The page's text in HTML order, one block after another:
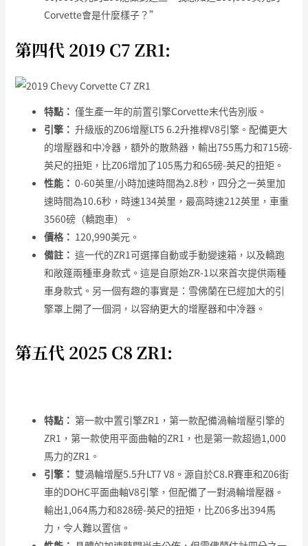
Corvette會是什麼樣子？”
第四代 2019 C7 ZR1:
特點： 僅生產一年的前置引擎Corvette末代告別版。
引擎： 升級版的Z06增壓LT5 6.2升推桿V8引擎。配備更大
的增壓器和中冷器，額外的散熱器，輸出755馬力和715磅-
英尺的扭矩，比Z06增加了105馬力和65磅-英尺的扭矩。
性能： 0-60英里/小時加速時間為2.8秒，四分之一英里加
速時間為10.6秒，時速134英里，最高時速212英里，車重
3560磅（轎跑車）。
價格： 120,990美元。
備註： 這一代的ZR1可選擇自動或手動變速箱，以及轎跑
和敞篷兩種車身款式。這是自原始ZR-1以來首次提供兩種
車身款式。另一個有趣的事實是：雪佛蘭在已經加大的引
擎罩上開了一個洞，以容納更大的增壓器和中冷器。
第五代 2025 C8 ZR1:
特點： 第一款中置引擎ZR1，第一款配備渦輪增壓引擎的
ZR1，第一款使用平面曲軸的ZR1，也是第一款超過1,000
馬力的ZR1。
引擎： 雙渦輪增壓5.5升LT7 V8。源自於C8.R賽車和Z06街
車的DOHC平面曲軸V8引擎，但配備了一對渦輪增壓器。
輸出1,064馬力和828磅-英尺的扭矩，比Z06多出394馬
力，令人難以置信。